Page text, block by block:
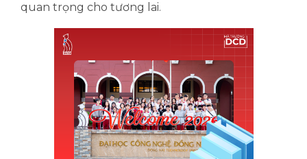
quan trọng cho tương lai.